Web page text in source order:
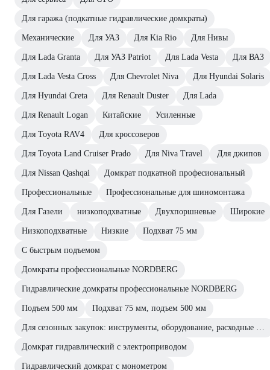
Для гаража (подкатные гидравлические домкраты)
Механические Для УАЗ Для Kia Rio Для Нивы
Для Lada Granta Для УАЗ Patriot Для Lada Vesta Для ВАЗ
Для Lada Vesta Cross Для Chevrolet Niva Для Hyundai Solaris
Для Hyundai Creta Для Renault Duster Для Lada
Для Renault Logan Китайские Усиленные
Для Toyota RAV4 Для кроссоверов
Для Toyota Land Cruiser Prado Для Niva Travel Для джипов
Для Nissan Qashqai Домкрат подкатной професиональный
Профессиональные Профессиональные для шиномонтажа
Для Газели низкоподхватные Двухпоршневые Широкие
Низкоподхватные Низкие Подхват 75 мм
С быстрым подъемом
Домкраты профессиональные NORDBERG
Гидравлические домкраты профессиональные NORDBERG
Подъем 500 мм Подхват 75 мм, подъем 500 мм
Для сезонных закупок: инструменты, оборудование, расходные материалы
Домкрат гидравлический с электроприводом
Гидравлический домкрат с монометром